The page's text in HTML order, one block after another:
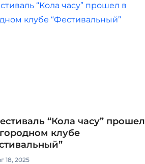
“Кола часу” прошел
клубе
18, 2025